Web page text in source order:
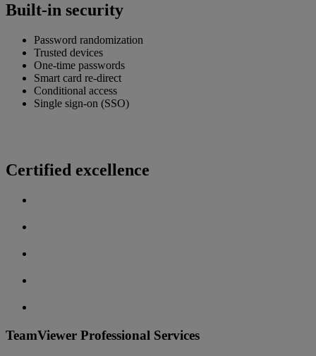
Built-in security
Password randomization
Trusted devices
One-time passwords
Smart card re-direct
Conditional access
Single sign-on (SSO)
Certified excellence
TeamViewer Professional Services